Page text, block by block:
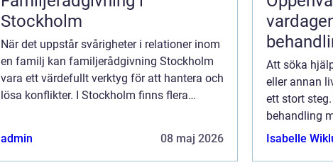
Stockholm
När det uppstår svårigheter i relationer inom
en familj kan familjerådgivning Stockholm
vara ett värdefullt verktyg för att hantera och
lösa konflikter. I Stockholm finns flera
admin
08 maj 2026
Att söka
eller annan
ett stort
behandling
Isabelle